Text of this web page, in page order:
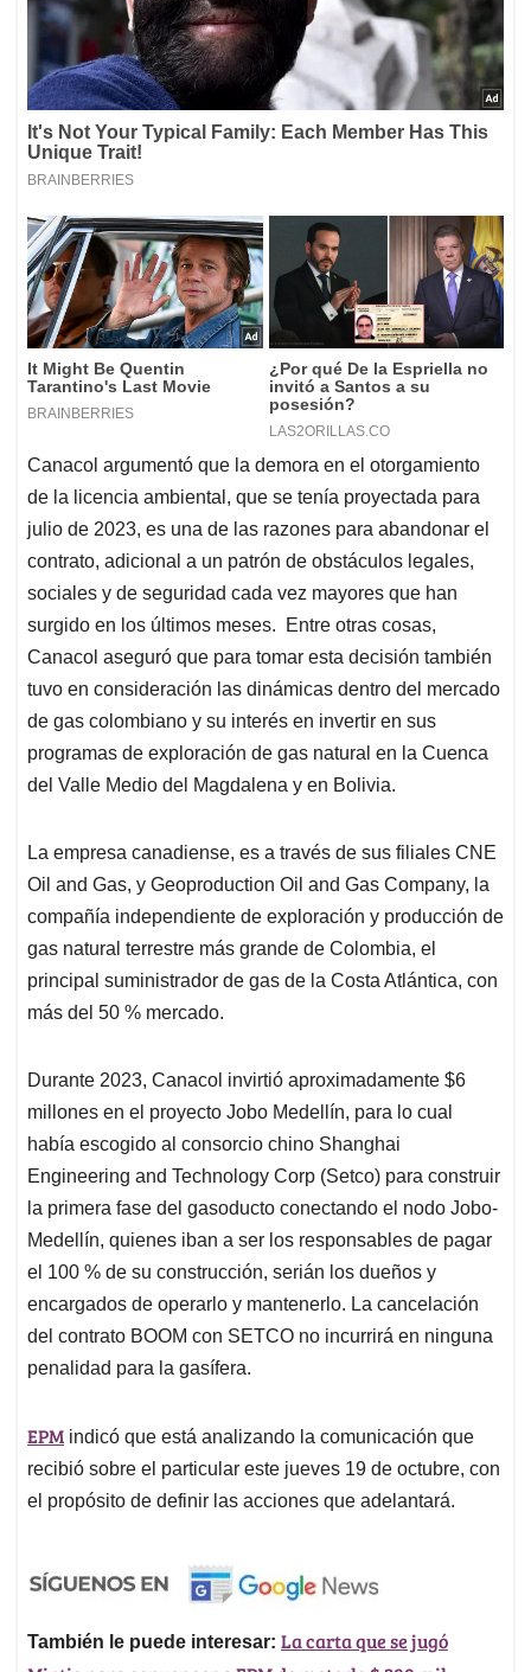
Canacol argumentó que la demora en el otorgamiento
de la licencia ambiental, que se tenía proyectada para
julio de 2023, es una de las razones para abandonar el
contrato, adicional a un patrón de obstáculos legales,
sociales y de seguridad cada vez mayores que han
surgido en los últimos meses. Entre otras cosas,
Canacol aseguró que para tomar esta decisión también
tuvo en consideración las dinámicas dentro del mercado
de gas colombiano y su interés en invertir en sus
programas de exploración de gas natural en la Cuenca
del Valle Medio del Magdalena y en Bolivia.
La empresa canadiense, es a través de sus filiales CNE
Oil and Gas, y Geoproduction Oil and Gas Company, la
compañía independiente de exploración y producción de
gas natural terrestre más grande de Colombia, el
principal suministrador de gas de la Costa Atlántica, con
más del 50 % mercado.
Durante 2023, Canacol invirtió aproximadamente $6
millones en el proyecto Jobo Medellín, para lo cual
había escogido al consorcio chino Shanghai
Engineering and Technology Corp (Setco) para construir
la primera fase del gasoducto conectando el nodo Jobo-
Medellín, quienes iban a ser los responsables de pagar
el 100 % de su construcción, serián los dueños y
encargados de operarlo y mantenerlo. La cancelación
del contrato BOOM con SETCO no incurrirá en ninguna
penalidad para la gasífera.
EPM indicó que está analizando la comunicación que
recibió sobre el particular este jueves 19 de octubre, con
el propósito de definir las acciones que adelantará.
También le puede interesar: La carta que se jugó